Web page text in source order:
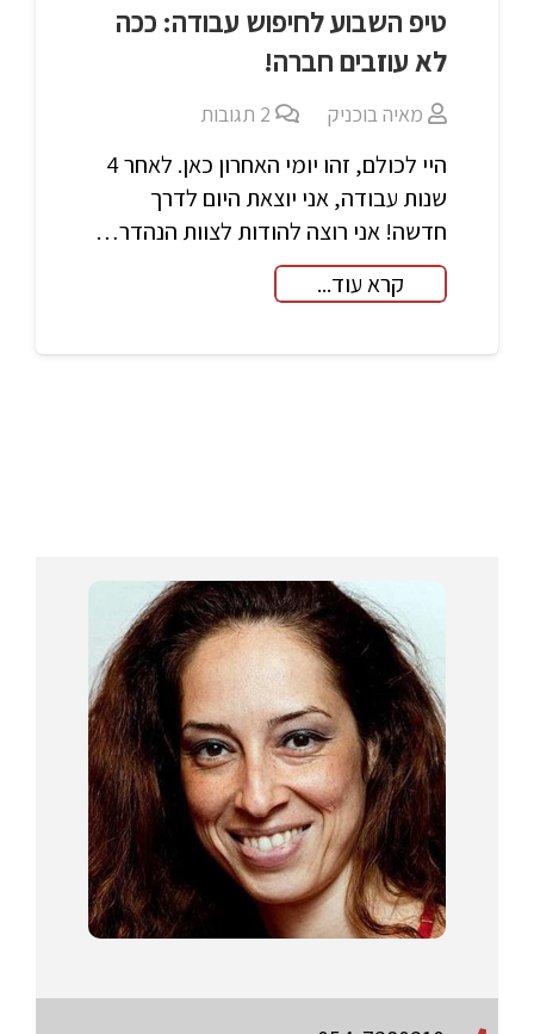
טיפ השבוע לחיפוש עבודה: ככה
לא עוזבים חברה!
מאיה בוכניק 2 תגובות
היי לכולם, זהו יומי האחרון כאן. לאחר 4
שנות עבודה, אני יוצאת היום לדרך
חדשה! אני רוצה להודות לצוות הנהדר…
קרא עוד...